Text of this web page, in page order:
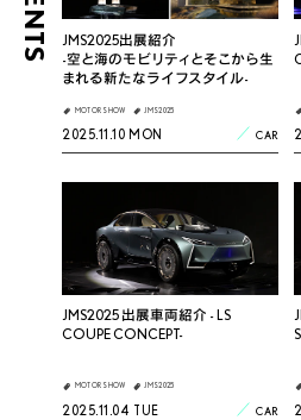
JMS2025出展紹介
-空と海のモビリティとそこから生
まれる新たなライフスタイル-
MOTOR SHOW JMS2025
2025.11.10 MON CAR
JMS2025 出展車両紹介 - LS
COUPE CONCEPT-
MOTOR SHOW JMS2025
2025.11.04 TUE CAR